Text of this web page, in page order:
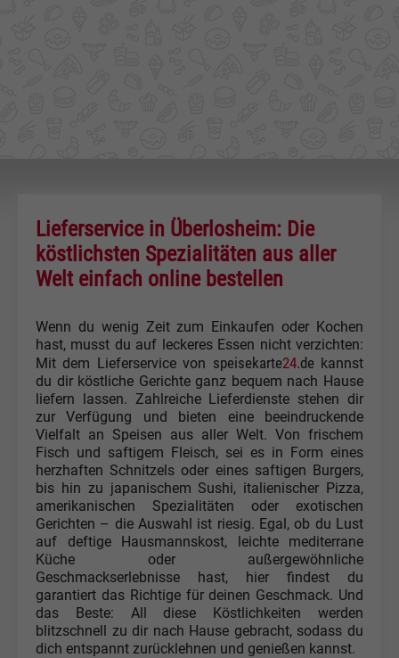
Lieferservice in Überlosheim: Die
köstlichsten Spezialitäten aus aller
Welt einfach online bestellen
Wenn du wenig Zeit zum Einkaufen oder Kochen
hast, musst du auf leckeres Essen nicht verzichten:
Mit dem Lieferservice von speisekarte24.dekannst
du dir köstliche Gerichte ganz bequem nach Hause
liefern lassen. Zahlreiche Lieferdienste stehen dir
zur Verfügung und bieten eine beeindruckende
Vielfalt an Speisen aus aller Welt. Von frischem
Fisch und saftigem Fleisch, sei es in Form eines
herzhaften Schnitzels oder eines saftigen Burgers,
bis hin zu japanischem Sushi, italienischer Pizza,
amerikanischen Spezialitäten oder exotischen
Gerichten – die Auswahl ist riesig. Egal, ob du Lust
auf deftige Hausmannskost, leichte mediterrane
Küche oder außergewöhnliche
Geschmackserlebnisse hast, hier findest du
garantiert das Richtige für deinen Geschmack. Und
das Beste: All diese Köstlichkeiten werden
blitzschnell zu dir nach Hause gebracht, sodass du
dich entspannt zurücklehnen und genießen kannst.